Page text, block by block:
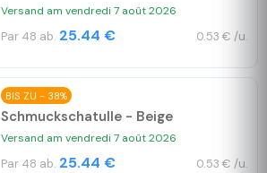
Versand am vendredi 7 août 2026
Par 48 ab. 25.44 € 0.53 € /u.
BIS ZU - 38%
Schmuckschatulle - Beige
Versand am vendredi 7 août 2026
Par 48 ab. 25.44 € 0.53 € /u.